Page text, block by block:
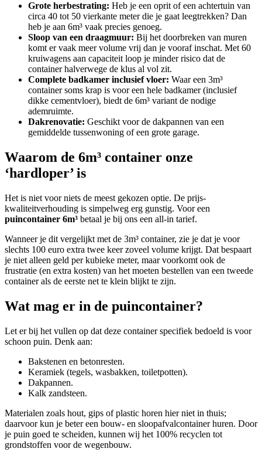
Grote herbestrating: Heb je een oprit of een achtertuin van
circa 40 tot 50 vierkante meter die je gaat leegtrekken? Dan
heb je aan 6m³ vaak precies genoeg.
Sloop van een draagmuur: Bij het doorbreken van muren
komt er vaak meer volume vrij dan je vooraf inschat. Met 60
kruiwagens aan capaciteit loop je minder risico dat de
container halverwege de klus al vol zit.
Complete badkamer inclusief vloer: Waar een 3m³
container soms krap is voor een hele badkamer (inclusief
dikke cementvloer), biedt de 6m³ variant de nodige
ademruimte.
Dakrenovatie: Geschikt voor de dakpannen van een
gemiddelde tussenwoning of een grote garage.
Waarom de 6m³ container onze
‘hardloper’ is
Het is niet voor niets de meest gekozen optie. De prijs-
kwaliteitverhouding is simpelweg erg gunstig. Voor een
puincontainer 6m³ betaal je bij ons een all-in tarief.
Wanneer je dit vergelijkt met de 3m³ container, zie je dat je voor
slechts 100 euro extra twee keer zoveel volume krijgt. Dat bespaart
je niet alleen geld per kubieke meter, maar voorkomt ook de
frustratie (en extra kosten) van het moeten bestellen van een tweede
container als de eerste net te klein blijkt te zijn.
Wat mag er in de puincontainer?
Let er bij het vullen op dat deze container specifiek bedoeld is voor
schoon puin. Denk aan:
Bakstenen en betonresten.
Keramiek (tegels, wasbakken, toiletpotten).
Dakpannen.
Kalk zandsteen.
Materialen zoals hout, gips of plastic horen hier niet in thuis;
daarvoor kun je beter een bouw- en sloopafvalcontainer huren. Door
je puin goed te scheiden, kunnen wij het 100% recyclen tot
grondstoffen voor de wegenbouw.